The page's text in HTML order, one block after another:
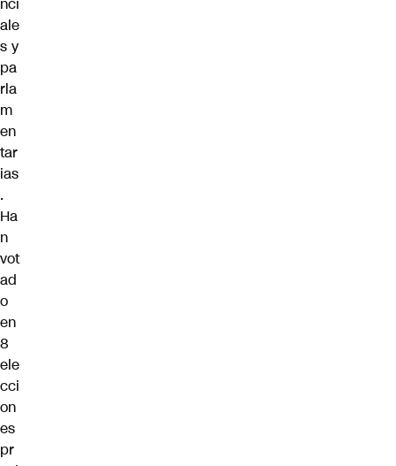
ale
s y
pa
rla
m
en
tar
ias
.
Ha
n
vot
ad
o
en
8
ele
cci
on
es
pr